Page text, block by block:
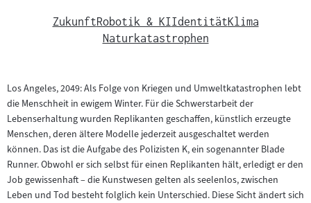
ZukunftRobotik & KIIdentitätKlima
Naturkatastrophen
Los Angeles, 2049: Als Folge von Kriegen und Umweltkatastrophen lebt
die Menschheit in ewigem Winter. Für die Schwerstarbeit der
Lebenserhaltung wurden Replikanten geschaffen, künstlich erzeugte
Menschen, deren ältere Modelle jederzeit ausgeschaltet werden
können. Das ist die Aufgabe des Polizisten K, ein sogenannter Blade
Runner. Obwohl er sich selbst für einen Replikanten hält, erledigt er den
Job gewissenhaft – die Kunstwesen gelten als seelenlos, zwischen
Leben und Tod besteht folglich kein Unterschied. Diese Sicht ändert sich